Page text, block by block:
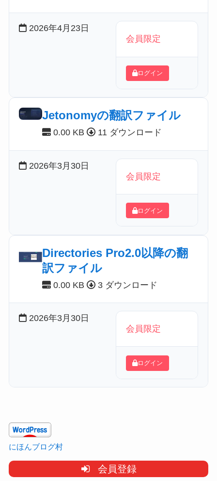
2026年4月23日
会員限定
ログイン
Jetonomyの翻訳ファイル
0.00 KB 11 ダウンロード
2026年3月30日
会員限定
ログイン
Directories Pro2.0以降の翻
訳ファイル
0.00 KB 3 ダウンロード
2026年3月30日
会員限定
ログイン
にほんブログ村
会員登録